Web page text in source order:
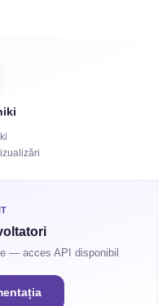
— acces API disponibil